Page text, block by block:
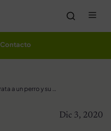
Contacto
Hospital contrata a un perro y su único trabajo es saludar a otros empleados mientras trabajan
Dic 3, 2020